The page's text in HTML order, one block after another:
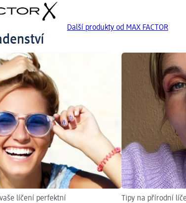
Další produkty od MAX FACTOR
líčení perfektní Tipy na přírodní